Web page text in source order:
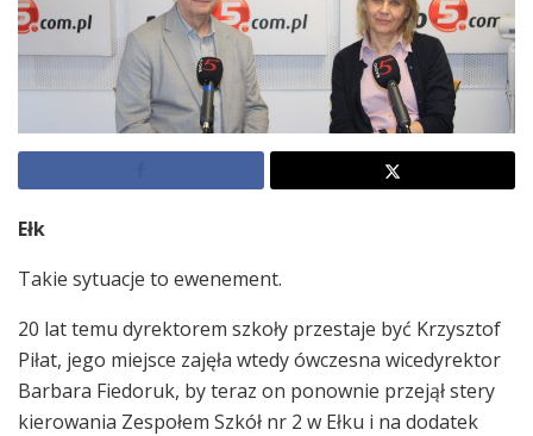
Ełk
Takie sytuacje to ewenement.
20 lat temu dyrektorem szkoły przestaje być Krzysztof
Piłat, jego miejsce zajęła wtedy ówczesna wicedyrektor
Barbara Fiedoruk, by teraz on ponownie przejął stery
kierowania Zespołem Szkół nr 2 w Ełku i na dodatek